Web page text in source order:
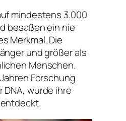
mindestens 3.000
besaßen ein nie
Merkmal. Die
und größer als
Menschen.
Forschung
DNA, wurde ihre